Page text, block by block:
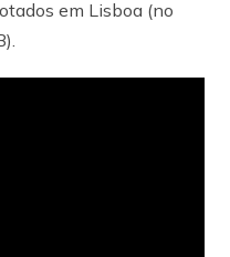
em Lisboa (no